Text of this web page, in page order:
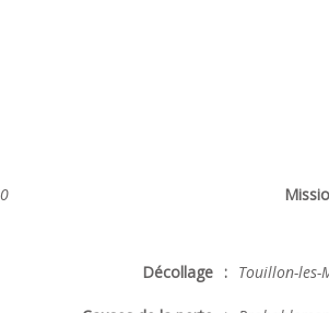
Décollage : Touillon-